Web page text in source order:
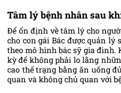
Tâm lý bệnh nhân sau
Để ổn định về tâm lý cho
cho con gái Bác được quản lý
theo mô hình bác sỹ gia đình.
kỳ để không phải lo lằng
cao thể trạng bằng ăn uống
quan và không chủ quan với